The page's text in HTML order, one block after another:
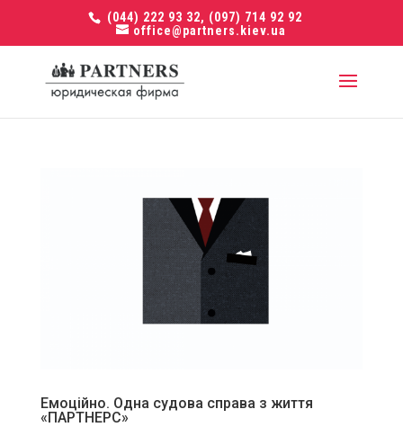
(044) 222 93 32, (097) 714 92 92
office@partners.kiev.ua
Емоційно. Одна судова справа з життя
«ПАРТНЕРС»